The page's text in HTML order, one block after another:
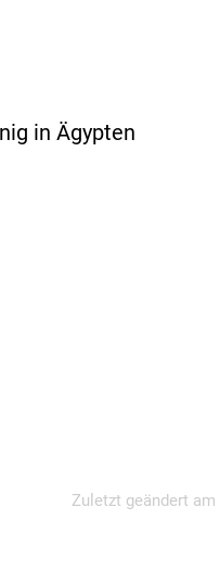
in Ägypten
Zuletzt geändert am